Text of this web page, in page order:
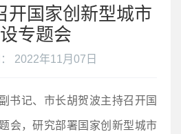
开国家创新型城市
专题会
2022年11月07日
书记、市长胡贺波主持召开国
会，研究部署国家创新型城市